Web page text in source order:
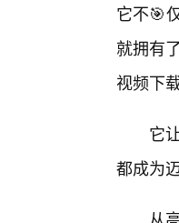
它不🎯
就拥有
视频下
它
都成为